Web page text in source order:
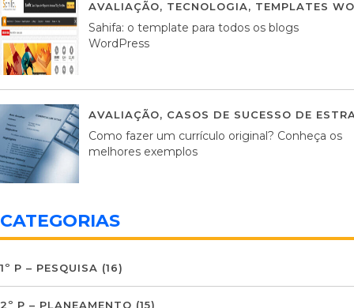
AVALIAÇÃO, TECNOLOGIA, TEMPLATES
Sahifa: o template para todos os blogs
WordPress
AVALIAÇÃO, CASOS DE SUCESSO DE
Como fazer um currículo original? Conheça os
melhores exemplos
CATEGORIAS
1º P – PESQUISA (16)
2º P – PLANEAMENTO (15)